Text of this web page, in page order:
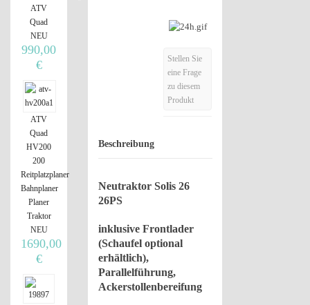
Stellen Sie
eine Frage
zu diesem
Produkt
Beschreibung
Neutraktor Solis 26
26PS
inklusive Frontlader
(Schaufel optional
erhältlich),
Parallelführung,
Ackerstollenbereifung
ATV
Quad
NEU
990,00
€
ATV
Quad
HV200
200
Reitplatzplaner
Bahnplaner
Planer
Traktor
NEU
1690,00
€